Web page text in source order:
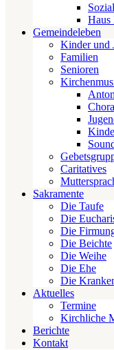
Haus
Gemeindeleben
Kinder und
Familien
Senioren
Caritatives
Sakramente
Die Taufe
Die
Die
Die Beichte
Die Weihe
Die Ehe
Die
Aktuelles
Termine
Kirchliche
Berichte
Kontakt